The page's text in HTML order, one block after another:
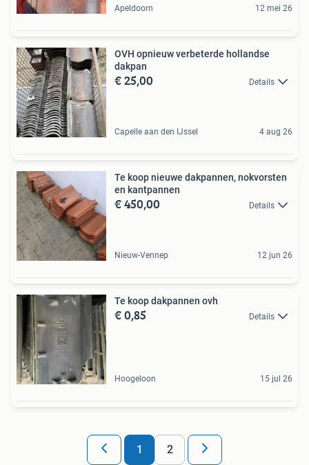
Apeldoorn 12 mei 26
OVH opnieuw verbeterde hollandse
dakpan
€ 25,00 Details
Capelle aan den IJssel 4 aug 26
Te koop nieuwe dakpannen, nokvorsten
en kantpannen
€ 450,00 Details
Nieuw-Vennep 12 jun 26
Te koop dakpannen ovh
€ 0,85 Details
Hoogeloon 15 jul 26
1 2